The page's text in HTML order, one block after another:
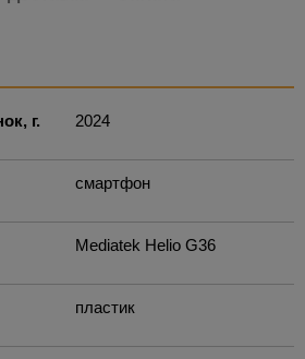
г. 2024
смартфон
Mediatek Helio G36
пластик